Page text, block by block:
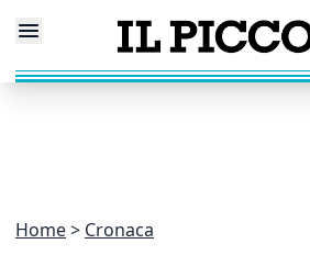
Home Cronaca